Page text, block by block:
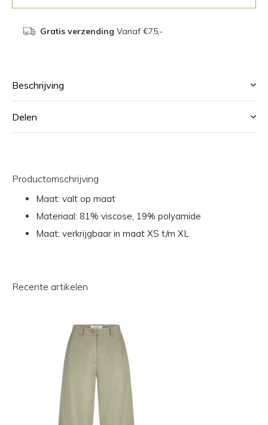
Gratis verzending Vanaf €75,-
Beschrijving
Delen
Productomschrijving
Maat: valt op maat
Materiaal: 81% viscose, 19% polyamide
Maat: verkrijgbaar in maat XS t/m XL
Recente artikelen